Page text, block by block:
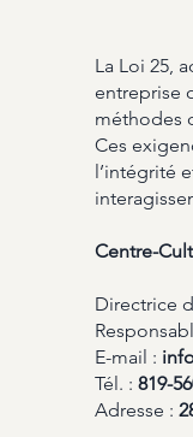
La Loi 25,
entreprise
méthodes
Ces
l’intégrité
Centre-
Directrice
E-mail :
Tél. : 819-
Adresse :